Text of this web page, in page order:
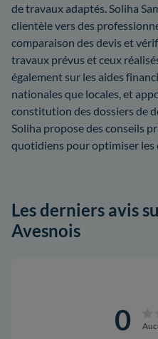
de travaux adaptés. Soliha
clientèle vers des
comparaison des devis et
travaux prévus et ceux
également sur les aides
nationales que locales, et
constitution des dossiers de
Soliha propose des conseils
quotidiens pour optimiser les
Les derniers avis
Avesnois
0